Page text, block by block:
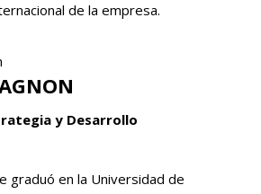
de la empresa.
y Desarrollo
graduó en la Universidad de